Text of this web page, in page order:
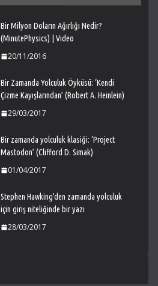
Bir Milyon Doların Ağırlığı Nedir?
(MinutePhysics) | Video
20/11/2016
Bir Zamanda Yolculuk Öyküsü: ‘Kendi
Çizme Kayışlarından’ (Robert A. Heinlein)
29/03/2017
Bir zamanda yolculuk klasiği: ‘Project
Mastodon’ (Clifford D. Simak)
01/04/2017
Stephen Hawking’den zamanda yolculuk
için giriş niteliğinde bir yazı
28/03/2017